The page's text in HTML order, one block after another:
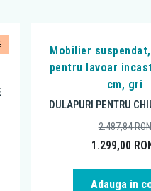
Mobilier
pentru lavoar
cm, gri
DULAPURI PENTRU
1.299,00
2.487,84RON
Adauga in